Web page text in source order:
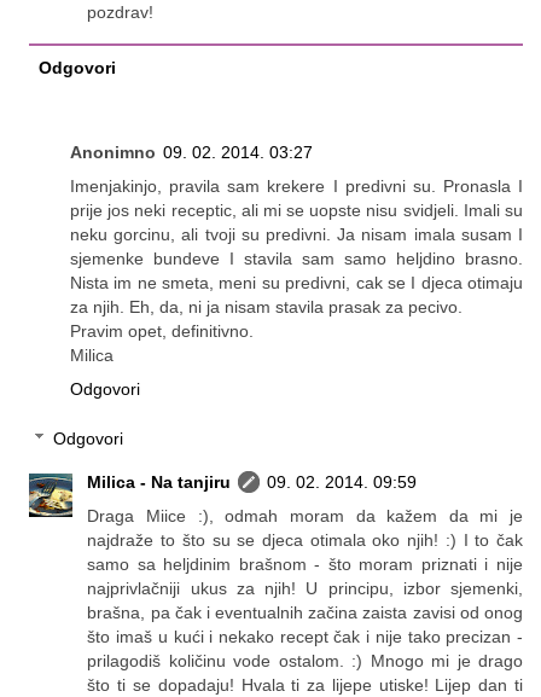
pozdrav!
Odgovori
Anonimno 09. 02. 2014. 03:27
Imenjakinjo, pravila sam krekere I predivni su. Pronasla I
prije jos neki receptic, ali mi se uopste nisu svidjeli. Imali su
neku gorcinu, ali tvoji su predivni. Ja nisam imala susam I
sjemenke bundeve I stavila sam samo heljdino brasno.
Nista im ne smeta, meni su predivni, cak se I djeca otimaju
za njih. Eh, da, ni ja nisam stavila prasak za pecivo.
Pravim opet, definitivno.
Milica
Odgovori
Odgovori
Milica - Na tanjiru
09. 02. 2014. 09:59
Draga Miice :), odmah moram da kažem da mi je
najdraže to što su se djeca otimala oko njih! :) I to čak
samo sa heljdinim brašnom - što moram priznati i nije
najprivlačniji ukus za njih! U principu, izbor sjemenki,
brašna, pa čak i eventualnih začina zaista zavisi od onog
što imaš u kući i nekako recept čak i nije tako precizan -
prilagodiš količinu vode ostalom. :) Mnogo mi je drago
što ti se dopadaju! Hvala ti za lijepe utiske! Lijep dan ti